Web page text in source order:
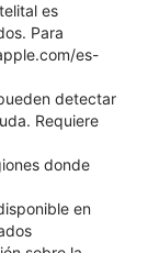
es
Para
es-
detectar
Requiere
donde
en